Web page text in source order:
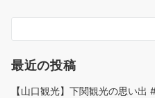
最近の投稿
【山口観光】下関観光の思い